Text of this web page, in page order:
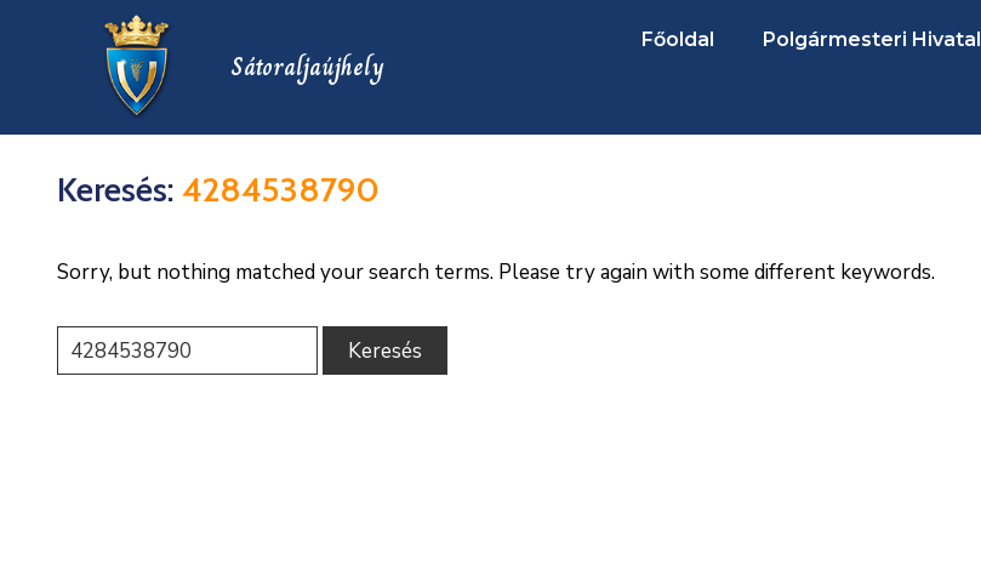
Sátoraljaújhely
Főoldal Polgármesteri Hivatal
Keresés: 4284538790
Sorry, but nothing matched your search terms. Please try again with some different keywords.